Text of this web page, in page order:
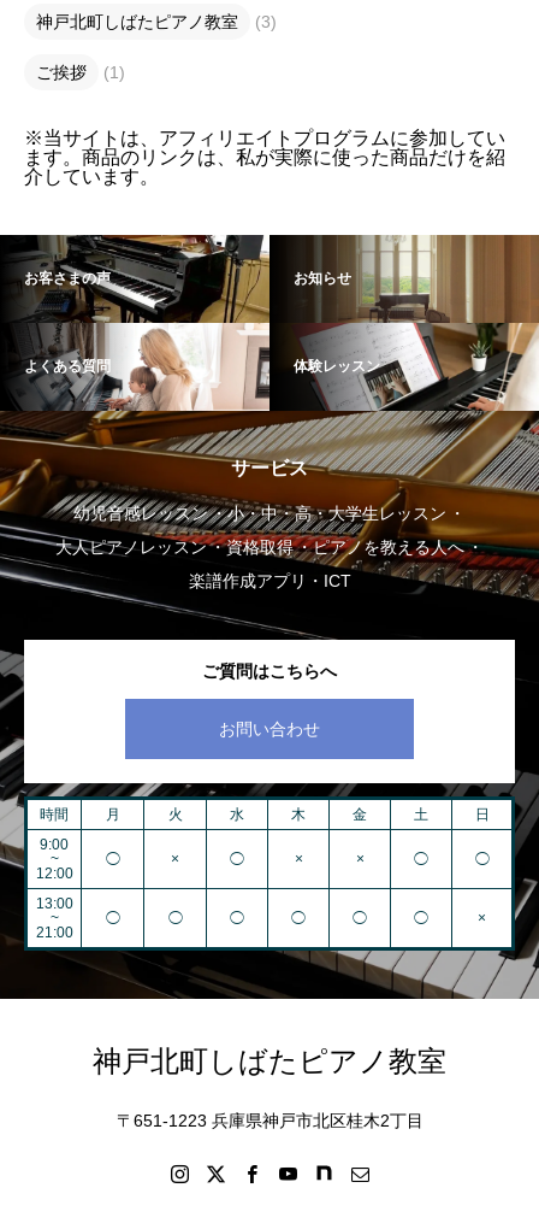
神戸北町しばたピアノ教室 (3)
ご挨拶 (1)
※当サイトは、アフィリエイトプログラムに参加してい
ます。商品のリンクは、私が実際に使った商品だけを紹
介しています。
お客さまの声 お知らせ
よくある質問 体験レッスン
サービス
幼児音感レッスン
小・中・高・大学生レッスン
大人ピアノレッスン
資格取得
ピアノを教える人へ
楽譜作成アプリ・ICT
ご質問はこちらへ
お問い合わせ
時間 月 火 水 木 金 土
日
9:00
~
12:00
◯ × ◯ × × ◯ ◯
13:00
~
21:00
◯ ◯ ◯ ◯ ◯ ◯ ×
神戸北町しばたピアノ教室
〒651-1223 兵庫県神戸市北区桂木2丁目